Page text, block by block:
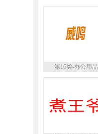
第16类-办公用品